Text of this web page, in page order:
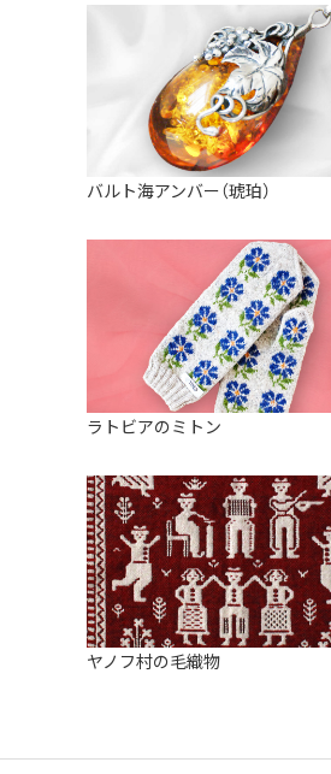
カードスタンド
マグネット
すべて見る
バルト海アンバー（琥珀）
ラトビアのミトン
ヤノフ村の毛織物